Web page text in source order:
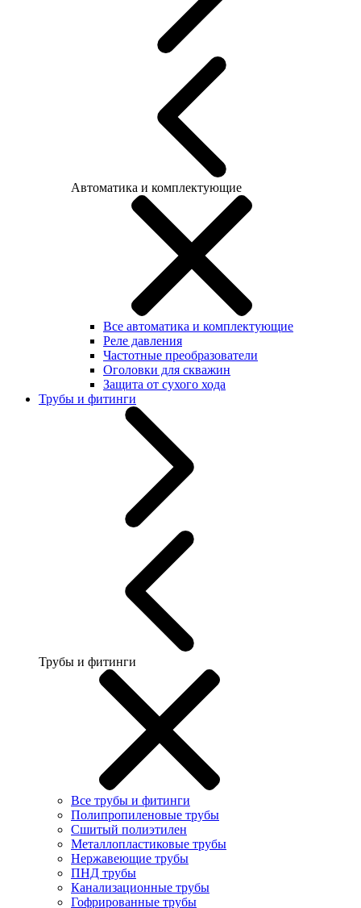
Автоматика и комплектующие
Все автоматика и комплектующие
Реле давления
Частотные преобразователи
Оголовки для скважин
Защита от сухого хода
Трубы и фитинги
Трубы и фитинги
Все трубы и фитинги
Полипропиленовые трубы
Сшитый полиэтилен
Металлопластиковые трубы
Нержавеющие трубы
ПНД трубы
Канализационные трубы
Гофрированные трубы